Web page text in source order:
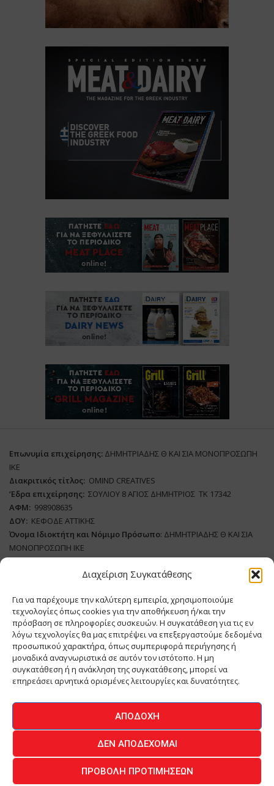
Διαχείριση Συγκατάθεσης
Για να παρέχουμε την καλύτερη εμπειρία, χρησιμοποιούμε
τεχνολογίες όπως cookies για την αποθήκευση ή/και την
πρόσβαση σε πληροφορίες συσκευών. Η συγκατάθεση για τις εν
λόγω τεχνολογίες θα μας επιτρέψει να επεξεργαστούμε δεδομένα
προσωπικού χαρακτήρα, όπως συμπεριφορά περιήγησης ή
μοναδικά αναγνωριστικά σε αυτόν τον ιστότοπο. Η μη
συγκατάθεση ή η ανάκληση της συγκατάθεσης, μπορεί να
επηρεάσει αρνητικά ορισμένες λειτουργίες και δυνατότητες.
ΑΠΟΔΟΧΉ
ΔΕΝ ΑΠΟΔΈΧΟΜΑΙ
ΠΡΟΒΟΛΉ ΠΡΟΤΙΜΉΣΕΩΝ
Επωνυμία επιχείρησης: ΔΗΜΗΤΡΙΑΔΗΣ Θ ΚΑΙ ΣΙΑ ΜΟΝΟΠΡΟΣΩΠΗ
ΙΚΕ
Διακριτικός τίτλος: ΟΜΙΝD CREATIVES
‘Eδρα επιχείρησης: ΣΟΥΛΙΟΥ 8 ΑΓΙΟΣ ΔΗΜΗΤΡΙΟΣ ΤΚ 17342
ΑΦΜ: 998908635
ΔΟΥ: ΚΕΦΟΔΕ ΑΤΤΙΚΗΣ
Όνομα Ιδιοκτήτη και Νόμιμο Πρόσωπο: ΔΗΜΗΤΡΙΑΔΗΣ Θ ΚΑΙ ΣΙΑ
ΜΟΝΟΠΡΟΣΩΠΗ ΙΚΕ
Διευθυντής Σύνταξης:ΑΘΑΝΑΣΙΟΣ ΑΝΤΩΝΙΟΥ
ΔικαιούχοςDomain:ΔΗΜΗΤΡΙΑΔΗΣ Θ ΚΑΙ ΣΙΑ ΜΟΝΟΠΡΟΣΩΠΗ ΙΚΕ
Διευθυντής: ΕΥΘΥΜΙΑΤΟΥ ΜΑΡΙΑ
Διαχειριστής:
ΕΥΘΥΜΙΑΤΟΥ ΜΑΡΙΑ
Δήλωση Συμμόρφωσης
ΕΠΙΚΟΙΝΩΝΙΑ
© 2026 - All Rights Reserved -Πολιτική Απορρήτου